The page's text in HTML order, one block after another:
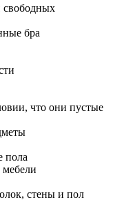
свободных
бра
что они пустые
пола
стены и пол